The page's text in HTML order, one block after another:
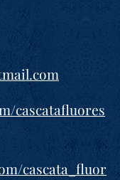
cascatafluores
cascata_fluor